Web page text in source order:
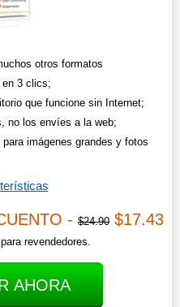
otros formatos
en 3 clics;
que funcione sin Internet;
no los envíes a la web;
imágenes grandes y fotos
- $24.90 $17.43
revendedores.
AHORA